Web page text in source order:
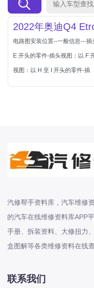
北汽制造
宝马
宝骏
宾利
本田
本田-东风本田
本田-广州本田
标致
2022年奥迪Q4
电路图安装位置--一般信息---
E 开头的零件-插头视图：以 F
视图：以 H 至 I 开头的零件-插
汽修帮手资料库，汽车维修
的汽车在线维修资料库APP
手册、拆装资料、大修扭力
盒图解等各类维修资料在线
联系我们